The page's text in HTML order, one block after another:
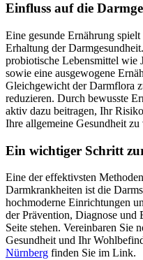
Einfluss auf die
Eine gesunde Ernährung
Erhaltung der
probiotische Lebensmittel wie
sowie eine ausgewogene
Gleichgewicht der Darmflora
reduzieren. Durch bewusste
aktiv dazu beitragen, Ihr
Ihre allgemeine Gesundheit zu
Ein wichtiger Schritt
Eine der effektivsten
Darmkrankheiten ist die
hochmoderne Einrichtungen
der Prävention, Diagnose und
Seite stehen. Vereinbaren Sie
Gesundheit und Ihr
Nürnberg finden Sie im Link.